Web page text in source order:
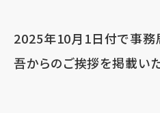
2025年10月1日付で事務
吾からのご挨拶を掲載いた